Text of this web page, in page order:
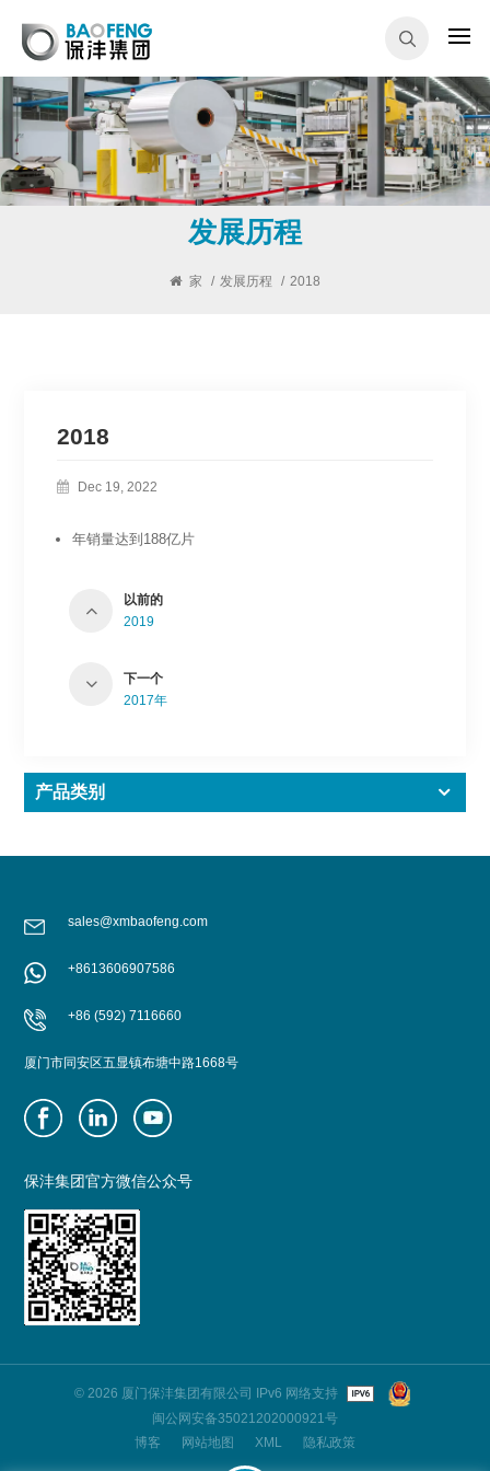
发展历程
家 / 发展历程 / 2018
2018
Dec 19, 2022
年销量达到188亿片
以前的
2019
下一个
2017年
产品类别
sales@xmbaofeng.com
+8613606907586
+86 (592) 7116660
厦门市同安区五显镇布塘中路1668号
保沣集团官方微信公众号
© 2026 厦门保沣集团有限公司 IPv6 网络支持
闽公网安备35021202000921号
博客
网站地图 XML 隐私政策